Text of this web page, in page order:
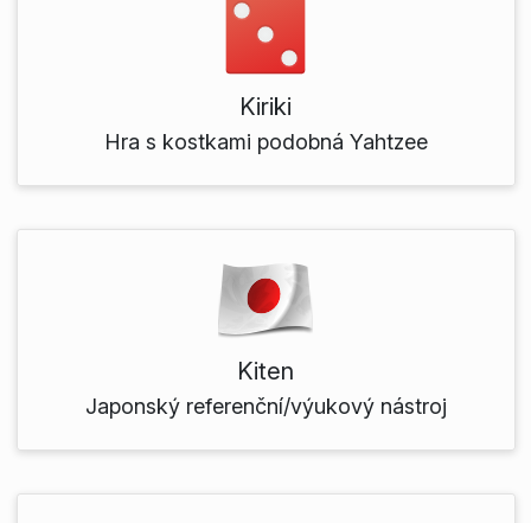
Kiriki
Hra s kostkami podobná Yahtzee
Kiten
Japonský referenční/výukový nástroj